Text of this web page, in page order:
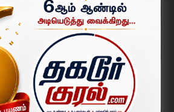
20 ஆயிரம் கனஅடியாக உயர்வு; குளியல்,